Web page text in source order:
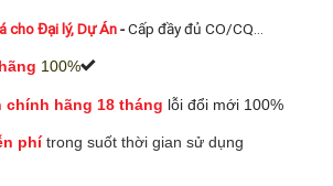
cho Đại lý, Dự Án-Cấp đầy đủ CO/CQ...
100%
chính hãng 18 tháng lỗi đổi mới 100%
phí trong suốt thời gian sử dụng